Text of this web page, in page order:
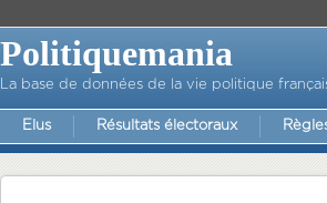
Politiquemania
La base de données de la vie politique
Elus Résultats électoraux